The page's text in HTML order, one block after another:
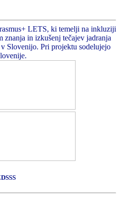
LETS, ki temelji na inkluziji
znanja in izkušenj tečajev jadranja
Slovenijo. Pri projektu sodelujejo